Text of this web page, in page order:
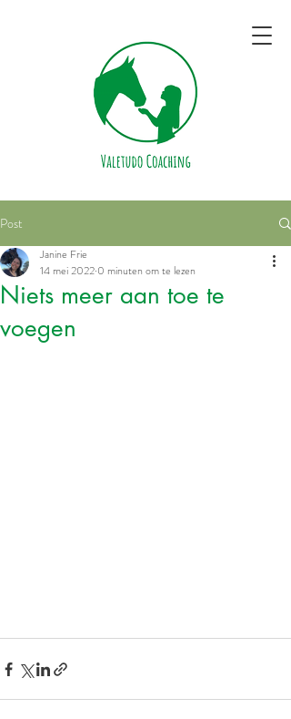
Post
Niets meer aan toe te
voegen
Janine Frie
14 mei 2022 0 minuten om te lezen